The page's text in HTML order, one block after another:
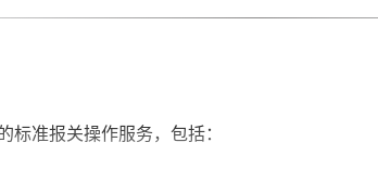
标准报关操作服务，包括：